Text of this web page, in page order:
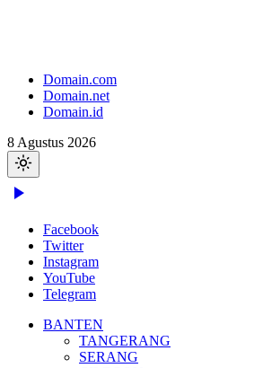
Domain.com
Domain.net
Domain.id
8 Agustus 2026
Facebook
Twitter
Instagram
YouTube
Telegram
BANTEN
TANGERANG
SERANG